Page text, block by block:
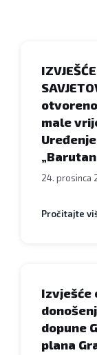
male
24. prosinca
Pročitajte
Izvješće
dopune
plana